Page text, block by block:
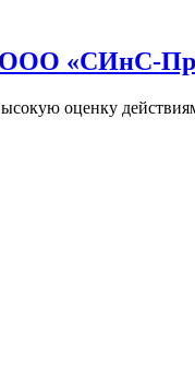
ООО «СИнС-
оценку